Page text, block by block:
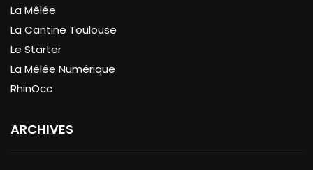
La Mêlée
La Cantine Toulouse
Le Starter
La Mêlée Numérique
RhinOcc
ARCHIVES